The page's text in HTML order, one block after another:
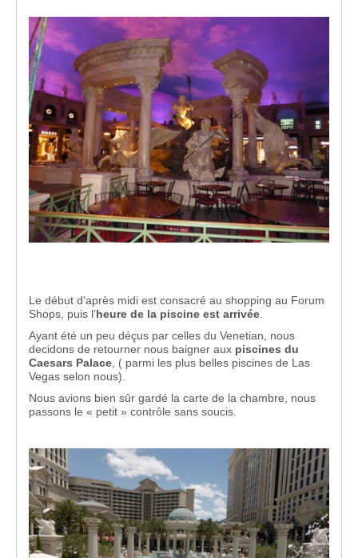
Le début d’après midi est consacré au shopping au Forum
Shops, puis l’heure de la piscine est arrivée
Ayant été un peu déçus par celles du Venetian, nous
decidons de retourner nous baigner aux piscines du
Caesars Palace , ( parmi les plus belles piscines de Las
Vegas selon nous).
Nous avions bien sûr gardé la carte de la chambre, nous
passons le « petit » contrôle sans soucis.